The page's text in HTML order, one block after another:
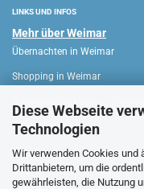
Diese Webseite
Technologien
Wir verwenden Cookies und
Drittanbietern, um die
gewährleisten, die Nutzung
LINKS UND INFOS
Mehr über Weimar
Übernachten in Weimar
Shopping in Weimar
WEIMAR HAUS
Verkaufsoffene Sonntage